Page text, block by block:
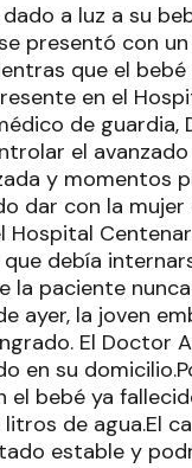
a luz a su
presentó con
que el
en el
de
el
y momentos
dar con la
debía
paciente
ayer, la joven
El Doctor
en su
bebé ya
de agua.El
estable y